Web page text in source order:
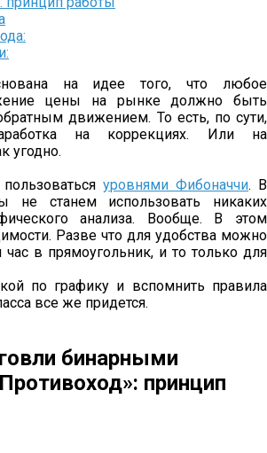
на идее того, что любое
цены на рынке должно быть
движением. То есть, по сути,
на коррекциях. Или на
угодно.
уровнями Фибоначчи. В
не станем использовать никаких
анализа. Вообще. В этом
Разве что для удобства можно
в прямоугольник, и то только для
по графику и вспомнить правила
все же придется.
бинарными
принцип